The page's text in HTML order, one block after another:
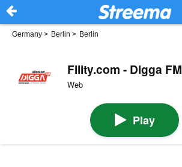
Germany > Berlin > Berlin
Fility.com - Digga FM
Web
Play